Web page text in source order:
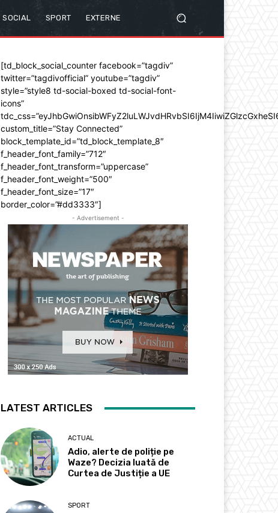
SOCIAL SPORT EXTERNE
[td_block_social_counter facebook=”tagdiv”
twitter=”tagdivofficial” youtube=”tagdiv”
style=”style8 td-social-boxed td-social-font-
icons”
custom_title=”Stay Connected”
block_template_id=”td_block_template_8″
f_header_font_family=”712″
f_header_font_transform=”uppercase”
f_header_font_weight=”500″
f_header_font_size=”17″
border_color=”#dd3333″]
- Advertisement -
LATEST ARTICLES
ACTUAL
Adio, alerte de poliție pe
Waze? Decizia luată de
Curtea de Justiție a UE
SPORT